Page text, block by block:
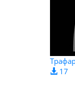
17